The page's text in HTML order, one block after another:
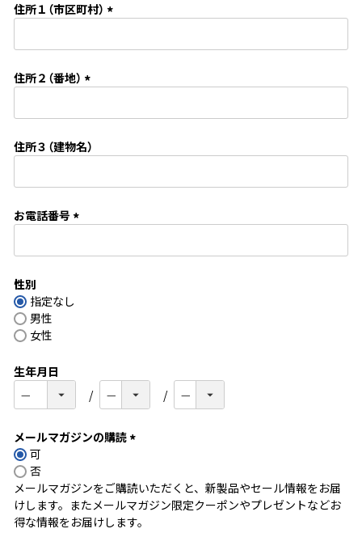
)
住所１（市区町村）
必
住所２（番地）
必
)
住所３（建物名）
お電話番号
必
性別
指定なし
男性
女性
生年月日
メールマガジンの購読
須
)
可
否
メールマガジンをご購読いただくと、新製品やセール情報をお届
けします。またメールマガジン限定クーポンやプレゼントなどお
得な情報をお届けします。